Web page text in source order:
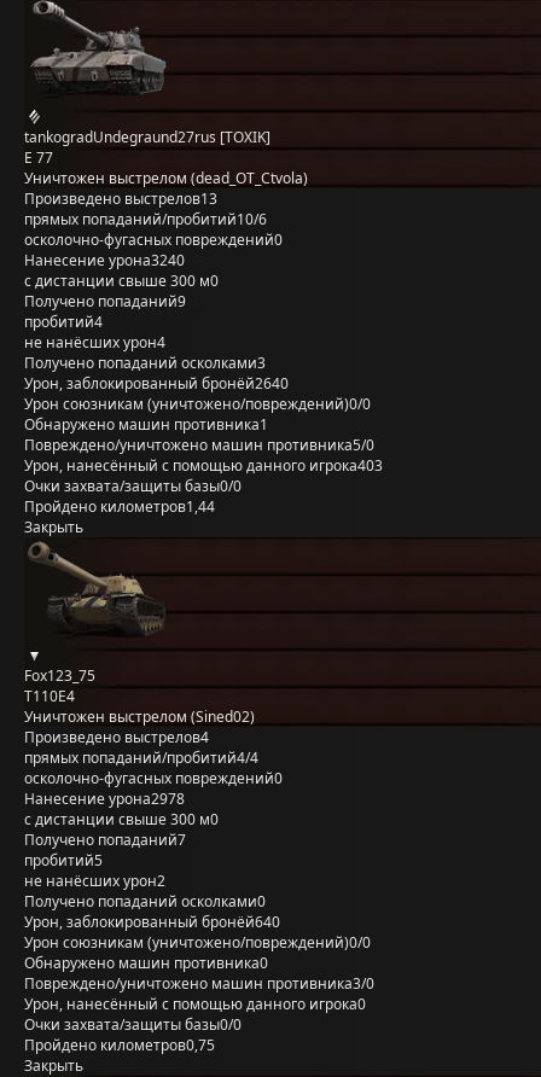
tankogradUndegraund27rus [TOXIK]
E 77
Уничтожен выстрелом (dead_OT_Ctvola)
Произведено выстрелов13
прямых попаданий/пробитий10/6
осколочно-фугасных повреждений0
Нанесение урона3240
с дистанции свыше 300 м0
Получено попаданий9
пробитий4
не нанёсших урон4
Получено попаданий осколками3
Урон, заблокированный бронёй2640
Урон союзникам (уничтожено/повреждений)0/0
Обнаружено машин противника1
Повреждено/уничтожено машин противника5/0
Урон, нанесённый с помощью данного игрока403
Очки захвата/защиты базы0/0
Пройдено километров1,44
Закрыть
Fox123_75
T110E4
Уничтожен выстрелом (Sined02)
Произведено выстрелов4
прямых попаданий/пробитий4/4
осколочно-фугасных повреждений0
Нанесение урона2978
с дистанции свыше 300 м0
Получено попаданий7
пробитий5
не нанёсших урон2
Получено попаданий осколками0
Урон, заблокированный бронёй640
Урон союзникам (уничтожено/повреждений)0/0
Обнаружено машин противника0
Повреждено/уничтожено машин противника3/0
Урон, нанесённый с помощью данного игрока0
Очки захвата/защиты базы0/0
Пройдено километров0,75
Закрыть